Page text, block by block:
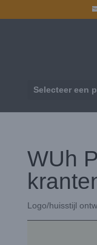
Selecteer een
WUh
Logo/huisstijl